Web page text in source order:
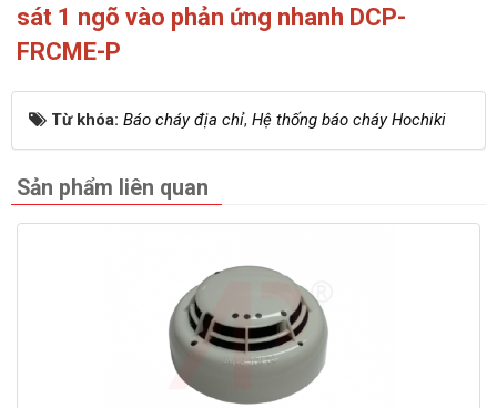
sát 1 ngõ vào phản ứng nhanh DCP-
FRCME-P
Từ khóa: Báo cháy địa chỉ, Hệ thống báo cháy Hochiki
Sản phẩm liên quan